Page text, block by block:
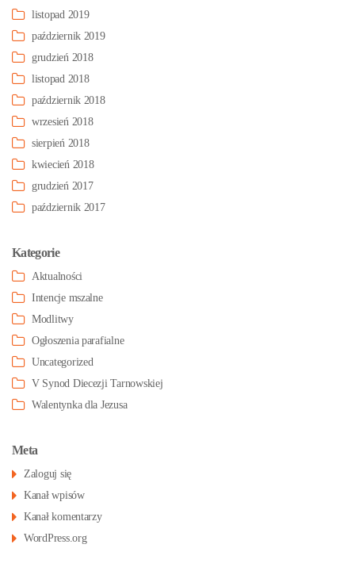
listopad 2019
październik 2019
grudzień 2018
listopad 2018
październik 2018
wrzesień 2018
sierpień 2018
kwiecień 2018
grudzień 2017
październik 2017
Kategorie
Aktualności
Intencje mszalne
Modlitwy
Ogłoszenia parafialne
Uncategorized
V Synod Diecezji Tarnowskiej
Walentynka dla Jezusa
Meta
Zaloguj się
Kanał wpisów
Kanał komentarzy
WordPress.org